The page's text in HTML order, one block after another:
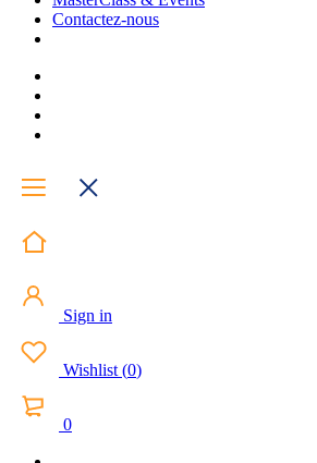
Contactez-nous
Sign in
Wishlist (0)
0